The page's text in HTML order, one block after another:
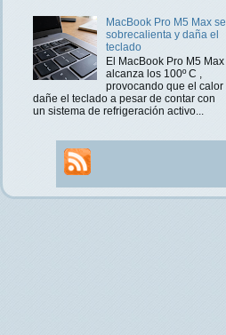
MacBook Pro M5 Max se
sobrecalienta y daña el
teclado
El MacBook Pro M5 Max
alcanza los 100º C ,
provocando que el calor
dañe el teclado a pesar de contar con
un sistema de refrigeración activo...